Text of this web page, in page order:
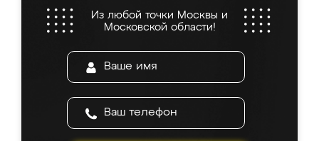
Из любой точки Москвы и
Московской области!